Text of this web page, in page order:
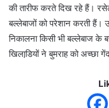
की तारीफ करते दिख रहे हैं।
बल्‍लेबाजों को परेशान करती हैं।
निकालना किसी भी बल्‍लेबाज के
खिलाडि़यों ने बुमराह को अच्‍छा